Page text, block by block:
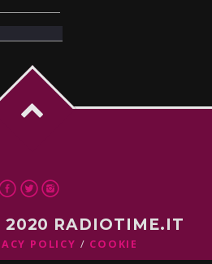
2020 RADIOTIME.IT
POLICY COOKIE